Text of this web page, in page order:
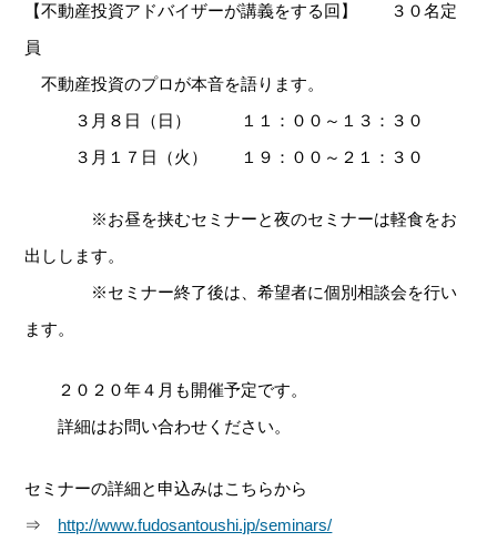
【不動産投資アドバイザーが講義をする回】 ３０名定
員
不動産投資のプロが本音を語ります。
３月８日（日） １１：００～１３：３０
３月１７日（火） １９：００～２１：３０
※お昼を挟むセミナーと夜のセミナーは軽食をお
出しします。
※セミナー終了後は、希望者に個別相談会を行い
ます。
２０２０年４月も開催予定です。
詳細はお問い合わせください。
セミナーの詳細と申込みはこちらから
⇒ http://www.fudosantoushi.jp/seminars/